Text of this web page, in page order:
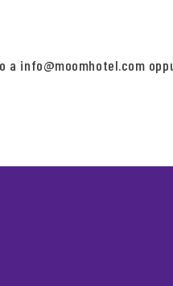
a info@moomhotel.com